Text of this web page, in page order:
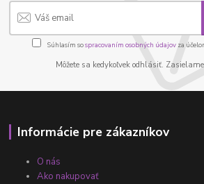
Súhlasím sospracovaním osobných údajov za
Môžete sa kedykoľvek odhlásiť.
Informácie pre zákazníkov
O nás
Ako nakupovať